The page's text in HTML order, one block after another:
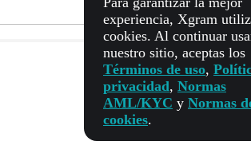
1/20
experiencia, Xgram
cookies. Al continuar
nuestro sitio, aceptas los
Términos de uso,
privacidad, Normas
AML/KYC y Normas
cookies.